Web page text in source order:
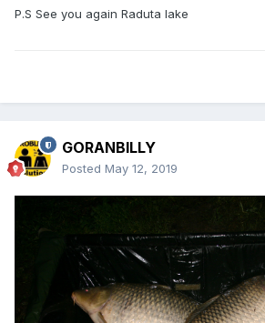
P.S See you again Raduta lake
GORANBILLY
Posted May 12, 2019